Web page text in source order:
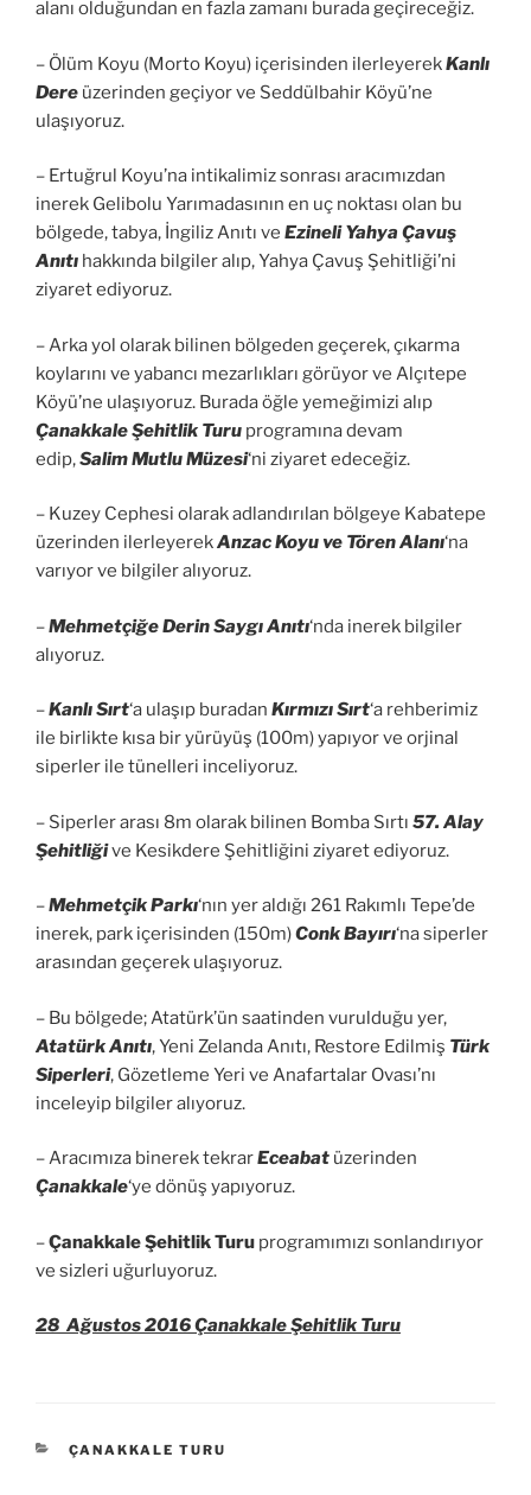
alanı olduğundan en fazla zamanı burada geçireceğiz.
– Ölüm Koyu (Morto Koyu) içerisinden ilerleyerekKanlı
Dere üzerinden geçiyor ve Seddülbahir Köyü’ne
ulaşıyoruz.
– Ertuğrul Koyu’na intikalimiz sonrası aracımızdan
inerek Gelibolu Yarımadasının en uç noktası olan bu
bölgede, tabya, İngiliz Anıtı ve Ezineli Yahya Çavuş
Anıtı hakkında bilgiler alıp, Yahya Çavuş Şehitliği’ni
ziyaret ediyoruz.
– Arka yol olarak bilinen bölgeden geçerek, çıkarma
koylarını ve yabancı mezarlıkları görüyor ve Alçıtepe
Köyü’ne ulaşıyoruz. Burada öğle yemeğimizi alıp
Çanakkale Şehitlik Turu programına devam
edip,Salim Mutlu Müzesi‘ni ziyaret edeceğiz.
– Kuzey Cephesi olarak adlandırılan bölgeye Kabatepe
üzerinden ilerleyerekAnzac Koyu ve Tören Alanı‘na
varıyor ve bilgiler alıyoruz.
–Mehmetçiğe Derin Saygı Anıtı‘nda inerek bilgiler
alıyoruz.
–Kanlı Sırt‘a ulaşıp buradan Kırmızı Sırt‘a rehberimiz
ile birlikte kısa bir yürüyüş (100m) yapıyor ve orjinal
siperler ile tünelleri inceliyoruz.
– Siperler arası 8m olarak bilinen Bomba Sırtı 57. Alay
Şehitliğive Kesikdere Şehitliğini ziyaret ediyoruz.
–Mehmetçik Parkı‘nın yer aldığı 261 Rakımlı Tepe’de
inerek, park içerisinden (150m)Conk Bayırı‘na siperler
arasından geçerek ulaşıyoruz.
– Bu bölgede; Atatürk’ün saatinden vurulduğu yer,
Atatürk Anıtı, Yeni Zelanda Anıtı, Restore Edilmiş Türk
Siperleri, Gözetleme Yeri ve Anafartalar Ovası’nı
inceleyip bilgiler alıyoruz.
– Aracımıza binerek tekrarEceabat üzerinden
Çanakkale‘ye dönüş yapıyoruz.
–Çanakkale Şehitlik Turu programımızı sonlandırıyor
ve sizleri uğurluyoruz.
28 Ağustos 2016 Çanakkale Şehitlik Turu
KATEGORILER
ÇANAKKALE TURU